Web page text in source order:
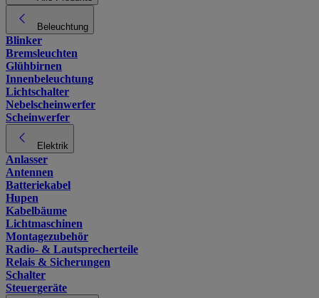
Beleuchtung
Blinker
Bremsleuchten
Glühbirnen
Innenbeleuchtung
Lichtschalter
Nebelscheinwerfer
Scheinwerfer
Elektrik
Anlasser
Antennen
Batteriekabel
Hupen
Kabelbäume
Lichtmaschinen
Montagezubehör
Radio- & Lautsprecherteile
Relais & Sicherungen
Schalter
Steuergeräte